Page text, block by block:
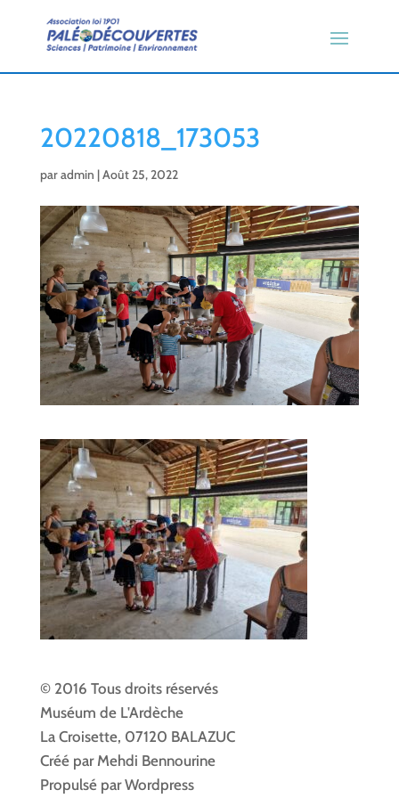
20220818_173053
paradmin |Août 25, 2022
© 2016 Tous droits réservés
Muséum de L'Ardèche
La Croisette, 07120 BALAZUC
Créé par Mehdi Bennourine
Propulsé par Wordpress